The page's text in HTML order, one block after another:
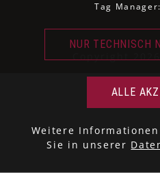
Copyright
Tag
Weitere
Sie in unserer